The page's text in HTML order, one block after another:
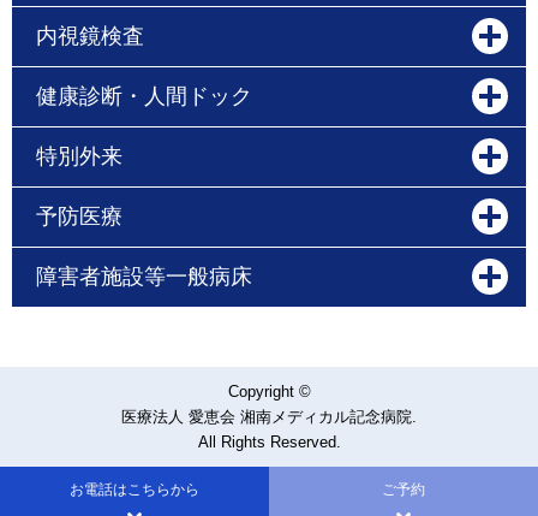
お電話はこちらから ご予約
内視鏡検査
健康診断・人間ドック
特別外来
予防医療
障害者施設等一般病床
Copyright ©
医療法人 愛恵会 湘南メディカル記念病院.
All Rights Reserved.